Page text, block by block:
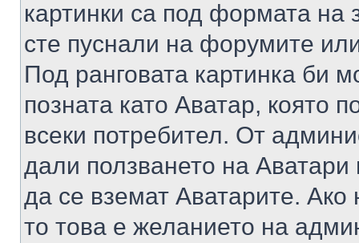
картинки са под формата на
сте пуснали на форумите
Под ранговата картинка би
позната като Аватар, която
всеки потребител. От
дали ползването на
да се вземат Аватарите.
то това е желанието на